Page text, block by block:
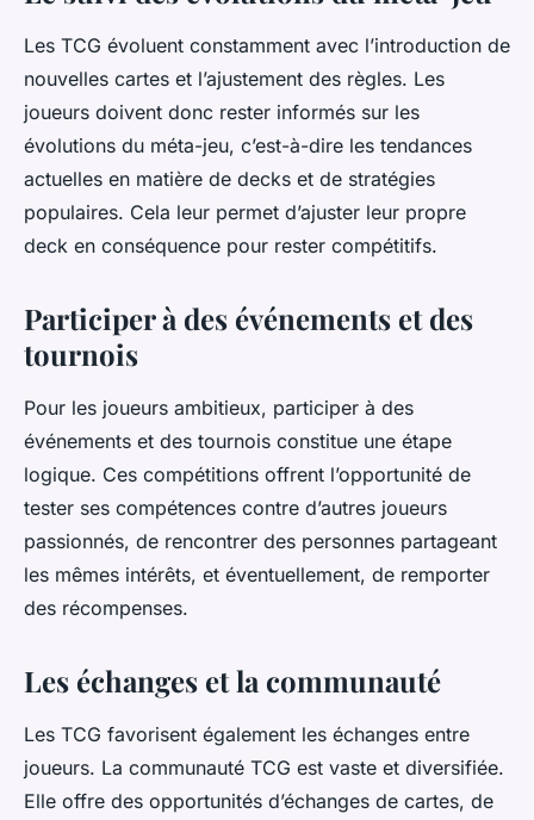
Les TCG évoluent constamment avec l’introduction de
nouvelles cartes et l’ajustement des règles. Les
joueurs doivent donc rester informés sur les
évolutions du méta-jeu, c’est-à-dire les tendances
actuelles en matière de decks et de stratégies
populaires. Cela leur permet d’ajuster leur propre
deck en conséquence pour rester compétitifs.
Participer à des événements et des
tournois
Pour les joueurs ambitieux, participer à des
événements et des tournois constitue une étape
logique. Ces compétitions offrent l’opportunité de
tester ses compétences contre d’autres joueurs
passionnés, de rencontrer des personnes partageant
les mêmes intérêts, et éventuellement, de remporter
des récompenses.
Les échanges et la communauté
Les TCG favorisent également les échanges entre
joueurs. La communauté TCG est vaste et diversifiée.
Elle offre des opportunités d’échanges de cartes, de